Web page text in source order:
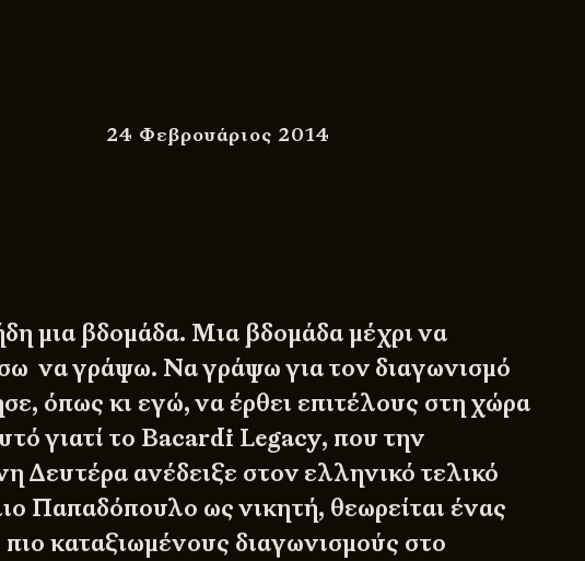
24 Φεβρουάριος 2014
μια βδομάδα. Μια βδομάδα μέχρι να
να γράψω. Να γράψω για τον διαγωνισμό
όπως κι εγώ, να έρθει επιτέλους στη χώρα
γιατί το Bacardi Legacy, που την
Δευτέρα ανέδειξε στον ελληνικό τελικό
Παπαδόπουλο ως νικητή, θεωρείται ένας
καταξιωμένους διαγωνισμούς στο